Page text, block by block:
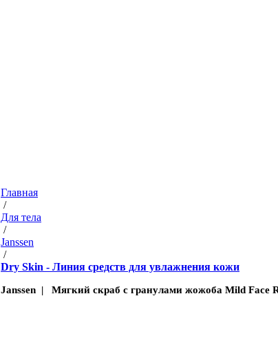
Главная
/
Для тела
/
Janssen
/
Dry Skin - Линия средств для увлажнения кожи
Janssen | Мягкий скраб с гранулами жожоба Mild Face